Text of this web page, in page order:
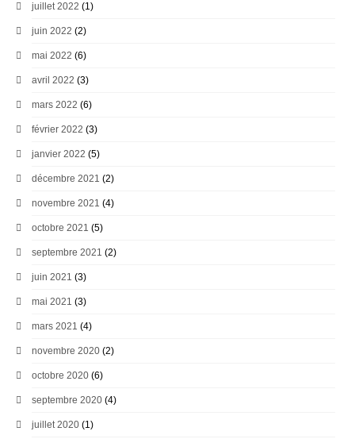
juillet 2022 (1)
juin 2022 (2)
mai 2022 (6)
avril 2022 (3)
mars 2022 (6)
février 2022 (3)
janvier 2022 (5)
décembre 2021 (2)
novembre 2021 (4)
octobre 2021 (5)
septembre 2021 (2)
juin 2021 (3)
mai 2021 (3)
mars 2021 (4)
novembre 2020 (2)
octobre 2020 (6)
septembre 2020 (4)
juillet 2020 (1)